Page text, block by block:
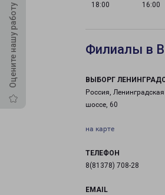
Оцените нашу работу
18:00
16:00
Филиалы в
ВЫБОРГ
Россия,
шоссе, 60
на карте
ТЕЛЕФОН
8(81378) 708-28
EMAIL